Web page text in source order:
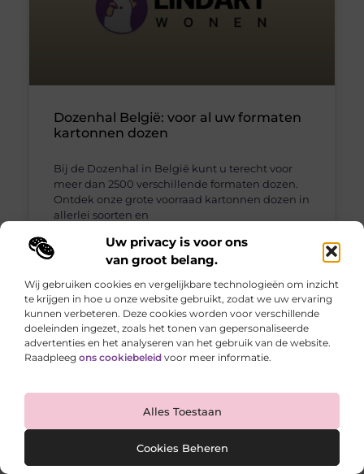
Uw privacy is voor ons
van groot belang.
Wij gebruiken cookies en vergelijkbare technologieën om inzicht
te krijgen in hoe u onze website gebruikt, zodat we uw ervaring
kunnen verbeteren. Deze cookies worden voor verschillende
doeleinden ingezet, zoals het tonen van gepersonaliseerde
advertenties en het analyseren van het gebruik van de website.
Raadpleeg ons cookiebeleid voor meer informatie.
Alles Toestaan
Cookies Beheren
Dozenhal België: voor al uw formaten
kartonnen dozen
Bij de Dozenhal in België kunt u terecht voor
meer dan 2500 verschillende formaten dozen.
Ontdek onze grote voorraad kartonnen dozen in
allerlei soorten en